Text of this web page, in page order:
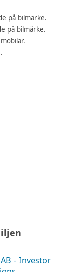
på bilmärke.
på bilmärke.
- Investor